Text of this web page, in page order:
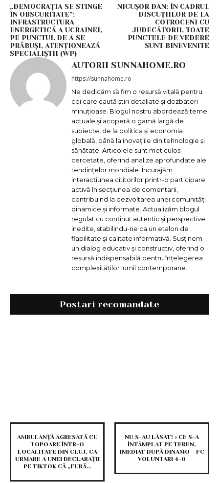
„DEMOCRAȚIA SE STINGE
ÎN OBSCURITATE”:
INFRASTRUCTURA
ENERGETICĂ A UCRAINEI,
PE PUNCTUL DE A SE
PRĂBUȘI, ATENȚIONEAZĂ
SPECIALIȘTII (WP)
NICUŞOR DAN: ÎN CADRUL
DISCUȚIILOR DE LA
COTROCENI CU
JUDECĂTORII, TOATE
PUNCTELE DE VEDERE
SUNT BINEVENITE
AUTORII SUNNAHOME.RO
https://sunnahome.ro
Ne dedicăm să fim o resursă vitală pentru
cei care caută știri detaliate și dezbateri
minuțioase. Blogul nostru abordează teme
actuale și acoperă o gamă largă de
subiecte, de la politica și economia
globală, până la inovațiile din tehnologie și
sănătate. Articolele sunt meticulos
cercetate, oferind analize aprofundate ale
tendințelor mondiale. Încurajăm
interacțiunea cititorilor printr-o participare
activă în secțiunea de comentarii,
contribuind la dezvoltarea unei comunități
dinamice și informate. Actualizăm blogul
regulat cu conținut autentic și perspective
inedite, stabilindu-ne ca un etalon de
fiabilitate și calitate informativă. Susținem
un dialog educativ și constructiv, oferind o
resursă indispensabilă pentru înțelegerea
complexităților lumii contemporane.
Postari recomandate
AMBULANȚĂ AGRESATĂ CU
TOPOARE ÎNTR-O
LOCALITATE DIN CLUJ, CA
URMARE A UNEI DECLARAȚII
PE TIKTOK CĂ „FURĂ…
NU S-AU LĂSAT! » CE S-A
ÎNTÂMPLAT PE TEREN,
IMEDIAT DUPĂ DINAMO – FC
VOLUNTARI 4-0